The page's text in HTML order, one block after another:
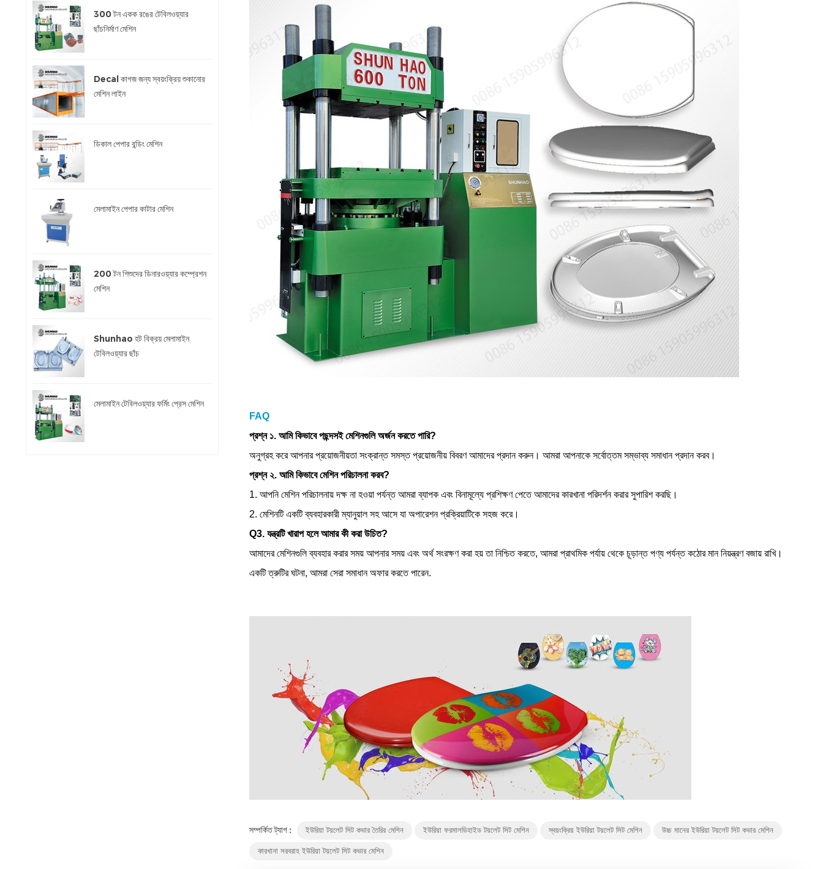
300 টন একক রঙের টেবিলওয়্যার
ছাঁচনির্মাণ মেশিন
Decal কাগজ জন্য স্বয়ংক্রিয় শুকানোর
মেশিন লাইন
ডিকাল পেপার বন্ডিং মেশিন
মেলামাইন পেপার কাটার মেশিন
200 টন শিশুদের ডিনারওয়্যার কম্প্রেশন
মেশিন
Shunhao হট বিক্রয় মেলামাইন
টেবিলওয়্যার ছাঁচ
মেলামাইন টেবিলওয়্যার ফর্মিং প্রেস মেশিন
FAQ
প্রশ্ন ১. আমি কিভাবে পছন্দসই মেশিনগুলি অর্জন করতে পারি?
অনুগ্রহ করে আপনার প্রয়োজনীয়তা সংক্রান্ত সমস্ত প্রয়োজনীয় বিবরণ আমাদের প্রদান করুন। আমরা আপনাকে সর্বোত্তম সম্ভাব্য সমাধান প্রদান করব।
প্রশ্ন ২. আমি কিভাবে মেশিন পরিচালনা করব?
1. আপনি মেশিন পরিচালনায় দক্ষ না হওয়া পর্যন্ত আমরা ব্যাপক এবং বিনামূল্যে প্রশিক্ষণ পেতে আমাদের কারখানা পরিদর্শন করার সুপারিশ করছি।
2. মেশিনটি একটি ব্যবহারকারী ম্যানুয়াল সহ আসে যা অপারেশন প্রক্রিয়াটিকে সহজ করে।
Q3. যন্ত্রটি খারাপ হলে আমার কী করা উচিত?
আমাদের মেশিনগুলি ব্যবহার করার সময় আপনার সময় এবং অর্থ সংরক্ষণ করা হয় তা নিশ্চিত করতে, আমরা প্রাথমিক পর্যায় থেকে চূড়ান্ত পণ্য পর্যন্ত কঠোর মান নিয়ন্ত্রণ বজায় রাখি।
একটি ত্রুটির ঘটনা, আমরা সেরা সমাধান অফার করতে পারেন.
সম্পর্কিত ট্যাগ : ইউরিয়া টয়লেট সিট কভার তৈরির মেশিন ইউরিয়া ফরমালডিহাইড টয়লেট সিট মেশিন স্বয়ংক্রিয় ইউরিয়া টয়লেট সিট মেশিন উচ্চ মানের ইউরিয়া টয়লেট সিট কভার মেশিন
কারখানা সরবরাহ ইউরিয়া টয়লেট সিট কভার মেশিন